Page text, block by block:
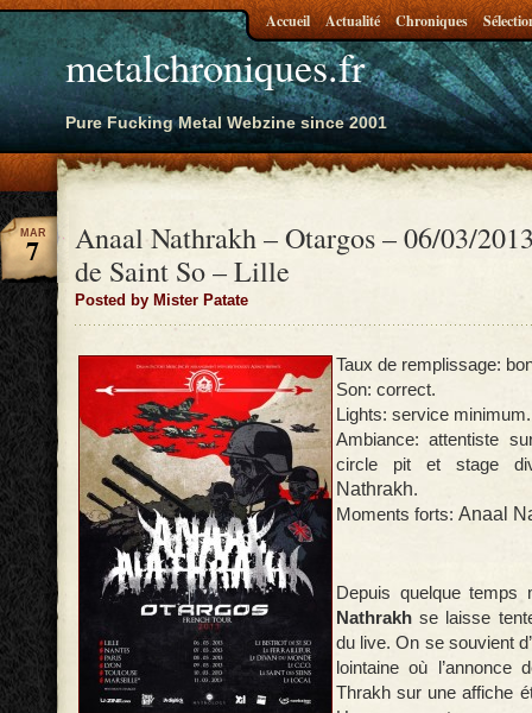
metalchroniques.fr
Pure Fucking Metal Webzine since 2001
Accueil Actualité Chroniques
Anaal Nathrakh – Otargos – 06/03/
de Saint So – Lille
Posted by Mister Patate
MAR
7
Taux de remplissage:
Son: correct.
Lights: service minimum.
Ambiance: attentiste
circle pit et stage
Nathrakh.
Moments forts: Anaal
Depuis quelque temps
Nathrakh se laisse
du live. On se souvient
lointaine où l’annonce
Thrakh sur une affiche